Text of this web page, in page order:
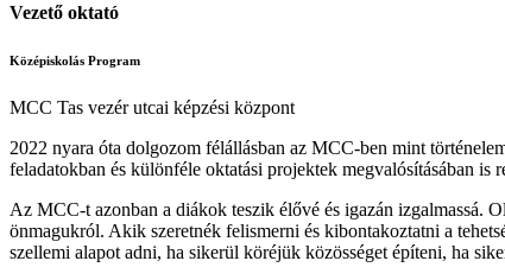
Vezető oktató
Középiskolás Program
MCC Tas vezér utcai képzési központ
2022 nyara óta dolgozom félállásban az MCC-ben mint
feladatokban és különféle oktatási projektek megvalósításában is
Az MCC-t azonban a diákok teszik élővé és igazán izgalmassá.
önmagukról. Akik szeretnék felismerni és kibontakoztatni a
szellemi alapot adni, ha sikerül köréjük közösséget építeni, ha